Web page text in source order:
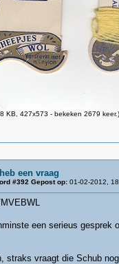
KB, 427x573 - bekeken 2679 keer.)
een vraag
#392 Gepost op:01-02-2012,
een serieus gesprek
straks vraagt die Schub